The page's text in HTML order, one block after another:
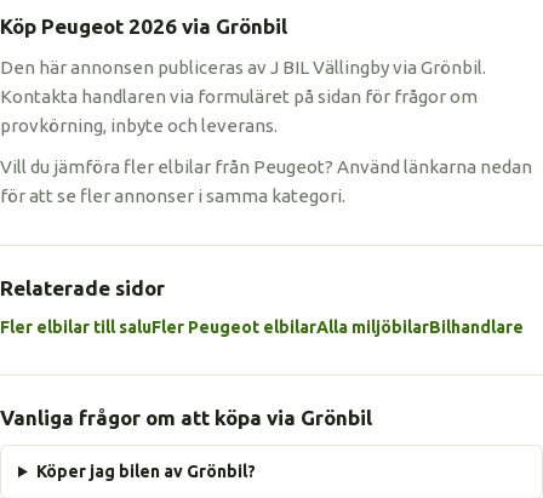
Köp Peugeot 2026 via Grönbil
Den här annonsen publiceras av J BIL Vällingby via Grönbil.
Kontakta handlaren via formuläret på sidan för frågor om
provkörning, inbyte och leverans.
Vill du jämföra fler elbilar från Peugeot? Använd länkarna nedan
för att se fler annonser i samma kategori.
Relaterade sidor
Fler elbilar till saluFler Peugeot elbilarAlla miljöbilarBilhandlare
Vanliga frågor om att köpa via Grönbil
Köper jag bilen av Grönbil?